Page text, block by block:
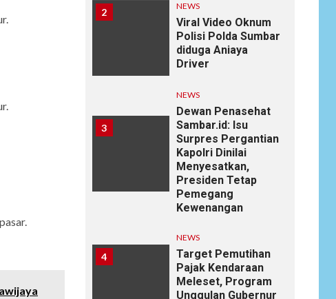
2 NEWS
Viral Video Oknum
Polisi Polda Sumbar
diduga Aniaya
Driver
3
NEWS
Dewan Penasehat
Sambar.id: Isu
Surpres Pergantian
Kapolri Dinilai
Menyesatkan,
Presiden Tetap
Pemegang
Kewenangan
4
NEWS
Target Pemutihan
Pajak Kendaraan
Meleset, Program
Unggulan Gubernur